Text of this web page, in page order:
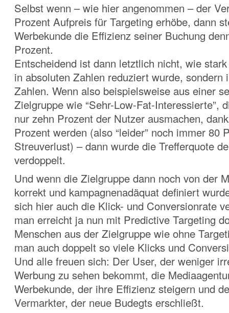
Selbst wenn – wie hier angenommen – der
Prozent Aufpreis für Targeting erhöbe, dann
Werbekunde die Effizienz seiner Buchung
Prozent.
Entscheidend ist dann letztlich nicht, wie
in absoluten Zahlen reduziert wurde, sondern
Zahlen. Wenn also beispielsweise aus einer
Zielgruppe wie “Sehr-Low-Fat-Interessierte”,
nur zehn Prozent der Nutzer ausmachen,
Prozent werden (also “leider” noch immer 80
Streuverlust) – dann wurde die Trefferquote
verdoppelt.
Und wenn die Zielgruppe dann noch von der
korrekt und kampagnenadäquat definiert
sich hier auch die Klick- und Conversionrate
man erreicht ja nun mit Predictive Targeting
Menschen aus der Zielgruppe wie ohne
man auch doppelt so viele Klicks und
Und alle freuen sich: Der User, der weniger
Werbung zu sehen bekommt, die
Werbekunde, der ihre Effizienz steigern und
Vermarkter, der neue Budegts erschließt.